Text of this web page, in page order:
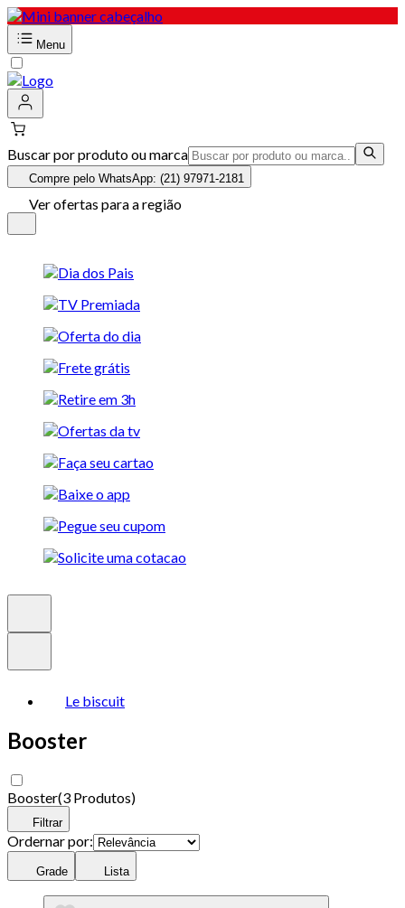
Menu
Buscar por produto ou marca
Compre pelo WhatsApp: (21) 97971-2181
Ver ofertas para a região
Le biscuit
Booster
Booster(3 Produtos)
Filtrar
Ordernar por:
Grade Lista